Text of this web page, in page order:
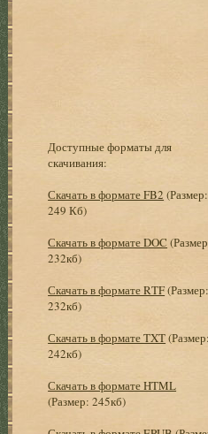
Доступные форматы для
скачивания:
Скачать в формате FB2 (Размер:
249 Кб)
Скачать в формате DOC
232кб)
Скачать в формате RTF(Размер:
232кб)
Скачать в формате TXT(Размер:
242кб)
Скачать в формате HTML
(Размер: 245кб)